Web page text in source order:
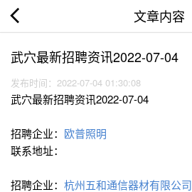
文章内容
武穴最新招聘资讯2022-07-04
发布时间：2022-07-04 01:30:08
武穴最新招聘资讯2022-07-04
招聘企业： 欧普照明
联系地址：
招聘企业： 杭州五和通信器材有限公司